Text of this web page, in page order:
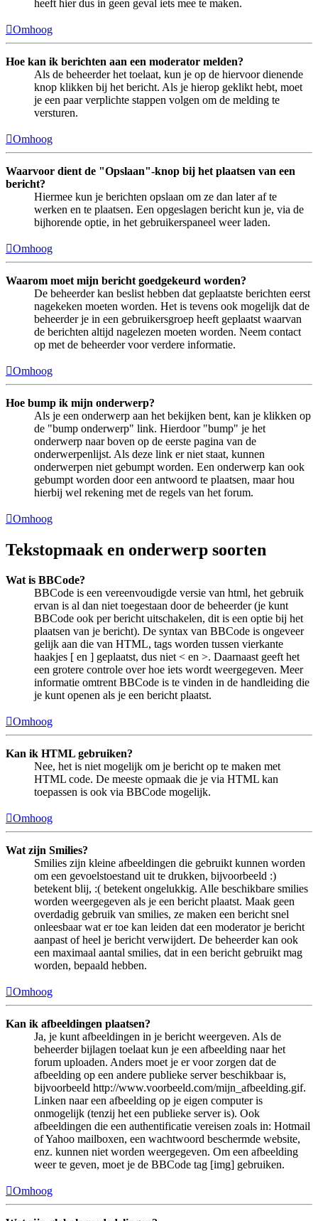
heeft hier dus in geen geval iets mee te maken.
Omhoog
Hoe kan ik berichten aan een moderator melden?
Als de beheerder het toelaat, kun je op de hiervoor dienende
knop klikken bij het bericht. Als je hierop geklikt hebt, moet
je een paar verplichte stappen volgen om de melding te
versturen.
Omhoog
Waarvoor dient de "Opslaan"-knop bij het plaatsen van een
bericht?
Hiermee kun je berichten opslaan om ze dan later af te
werken en te plaatsen. Een opgeslagen bericht kun je, via de
bijhorende optie, in het gebruikerspaneel weer laden.
Omhoog
Waarom moet mijn bericht goedgekeurd worden?
De beheerder kan beslist hebben dat geplaatste berichten eerst
nagekeken moeten worden. Het is tevens ook mogelijk dat de
beheerder je in een gebruikersgroep heeft geplaatst waarvan
de berichten altijd nagelezen moeten worden. Neem contact
op met de beheerder voor verdere informatie.
Omhoog
Hoe bump ik mijn onderwerp?
Als je een onderwerp aan het bekijken bent, kan je klikken op
de "bump onderwerp" link. Hierdoor "bump" je het
onderwerp naar boven op de eerste pagina van de
onderwerpenlijst. Als deze link er niet staat, kunnen
onderwerpen niet gebumpt worden. Een onderwerp kan ook
gebumpt worden door een antwoord te plaatsen, maar hou
hierbij wel rekening met de regels van het forum.
Omhoog
Tekstopmaak en onderwerp soorten
Wat is BBCode?
BBCode is een vereenvoudigde versie van html, het gebruik
ervan is al dan niet toegestaan door de beheerder (je kunt
BBCode ook per bericht uitschakelen, dit is een optie bij het
plaatsen van je bericht). De syntax van BBCode is ongeveer
gelijk aan die van HTML, tags worden tussen vierkante
haakjes [ en ] geplaatst, dus niet < en >. Daarnaast geeft het
een grotere controle over hoe iets wordt weergegeven. Meer
informatie omtrent BBCode is te vinden in de handleiding die
je kunt openen als je een bericht plaatst.
Omhoog
Kan ik HTML gebruiken?
Nee, het is niet mogelijk om je bericht op te maken met
HTML code. De meeste opmaak die je via HTML kan
toepassen is ook via BBCode mogelijk.
Omhoog
Wat zijn Smilies?
Smilies zijn kleine afbeeldingen die gebruikt kunnen worden
om een gevoelstoestand uit te drukken, bijvoorbeeld :)
betekent blij, :( betekent ongelukkig. Alle beschikbare smilies
worden weergegeven als je een bericht plaatst. Maak geen
overdadig gebruik van smilies, ze maken een bericht snel
onleesbaar wat er toe kan leiden dat een moderator je bericht
aanpast of heel je bericht verwijdert. De beheerder kan ook
een maximaal aantal smilies, dat in een bericht gebruikt mag
worden, bepaald hebben.
Omhoog
Kan ik afbeeldingen plaatsen?
Ja, je kunt afbeeldingen in je bericht weergeven. Als de
beheerder bijlagen toelaat kun je een afbeelding naar het
forum uploaden. Anders moet je er voor zorgen dat de
afbeelding op een andere publieke server beschikbaar is,
bijvoorbeeld http://www.voorbeeld.com/mijn_afbeelding.gif.
Linken naar een afbeelding op je eigen computer is
onmogelijk (tenzij het een publieke server is). Ook
afbeeldingen die een authentificatie vereisen zoals in: Hotmail
of Yahoo mailboxen, een wachtwoord beschermde website,
enz. kunnen niet worden weergegeven. Om een afbeelding
weer te geven, moet je de BBCode tag [img] gebruiken.
Omhoog